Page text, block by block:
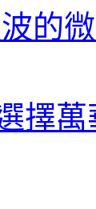
的
擇